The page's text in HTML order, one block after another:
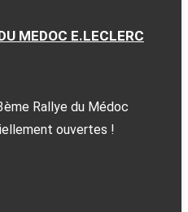
MEDOC E.LECLERC
Rallye du Médoc
ouvertes !